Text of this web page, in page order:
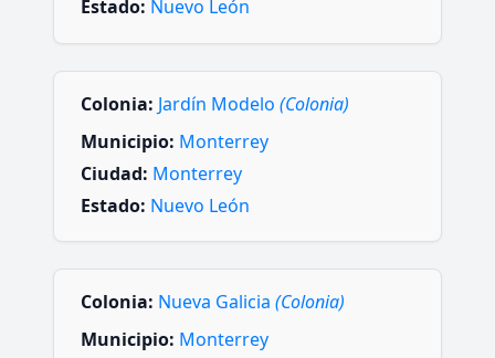
Estado: Nuevo León
Colonia: Jardín Modelo (Colonia)
Municipio: Monterrey
Ciudad: Monterrey
Estado: Nuevo León
Colonia: Nueva Galicia (Colonia)
Municipio: Monterrey